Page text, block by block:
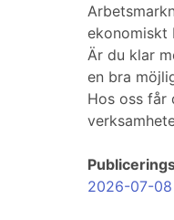
ekonomiskt
Är du klar
en bra
Hos oss får
2026-07-08